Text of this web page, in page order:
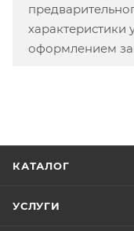
оформлением
КАТАЛОГ
УСЛУГИ